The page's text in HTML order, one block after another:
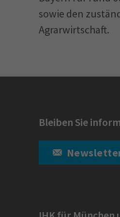
sowie den
Agrarwirtschaft.
Bleiben Sie